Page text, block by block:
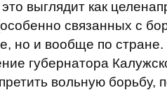
выглядит как
связанных с
но и вообще по
губернатора
вольную борьбу,